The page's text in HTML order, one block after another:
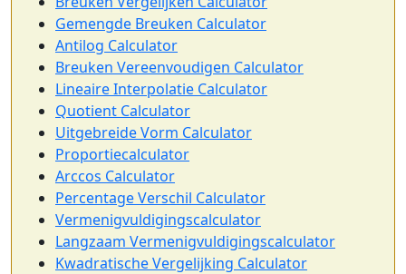
Gemengde Breuken Calculator
Antilog Calculator
Breuken Vereenvoudigen Calculator
Lineaire Interpolatie Calculator
Quotient Calculator
Uitgebreide Vorm Calculator
Proportiecalculator
Arccos Calculator
Percentage Verschil Calculator
Vermenigvuldigingscalculator
Langzaam Vermenigvuldigingscalculator
Kwadratische Vergelijking Calculator